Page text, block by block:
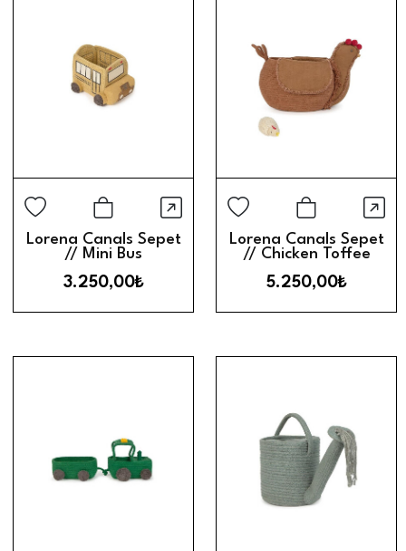
Sepete Ekle
Hızlı Görünüm
Lorena Canals Sepet
// Mini Bus
3.250,00₺
Sepete
Lorena Canals Sepet
// Chicken Toffee
5.250,00₺